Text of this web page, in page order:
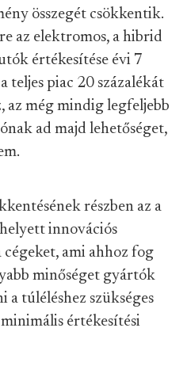
összegét csökkentik.
az elektromos, a hibrid
értékesítése évi 7
teljes piac 20 százalékát
az még mindig legfeljebb
ad majd lehetőséget,
részben az a
innovációs
ami ahhoz fog
minőséget gyártók
a túléléshez szükséges
értékesítési